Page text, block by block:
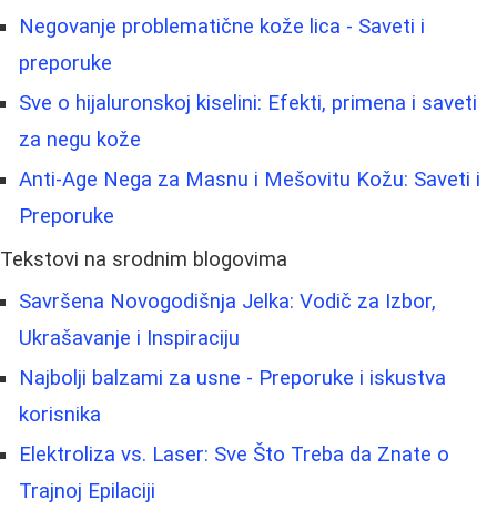
Negovanje problematične kože lica - Saveti i
preporuke
Sve o hijaluronskoj kiselini: Efekti, primena i saveti
za negu kože
Anti-Age Nega za Masnu i Mešovitu Kožu: Saveti i
Preporuke
Tekstovi na srodnim blogovima
Savršena Novogodišnja Jelka: Vodič za Izbor,
Ukrašavanje i Inspiraciju
Najbolji balzami za usne - Preporuke i iskustva
korisnika
Elektroliza vs. Laser: Sve Što Treba da Znate o
Trajnoj Epilaciji